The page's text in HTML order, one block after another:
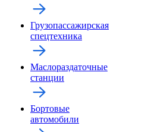
Грузопассажирская
спецтехника
Маслораздаточные
станции
Бортовые
автомобили